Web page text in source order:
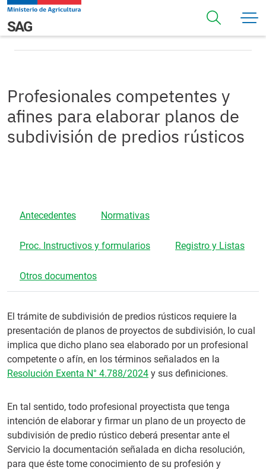
Pasar al contenido principal
Navegación principal
SAGProfesionales competentes y afines para elaborar planos
de subdivisión de predios rústicos
Profesionales competentes y
afines para elaborar planos de
subdivisión de predios rústicos
Antecedentes Normativas
Proc. Instructivos y formularios Registro y Listas
Otros documentos
El trámite de subdivisión de predios rústicos requiere la
presentación de planos de proyectos de subdivisión, lo cual
implica que dicho plano sea elaborado por un profesional
competente o afín, en los términos señalados en la
Resolución Exenta N° 4.788/2024 y sus definiciones.
En tal sentido, todo profesional proyectista que tenga
intención de elaborar y firmar un plano de un proyecto de
subdivisión de predio rústico deberá presentar ante el
Servicio la documentación señalada en dicha resolución,
para que éste tome conocimiento de su profesión y